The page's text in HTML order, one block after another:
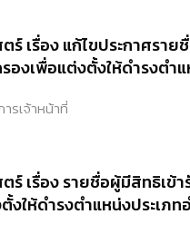
เรื่อง แก้ไขประกาศรา
งเพื่อแต่งตั้งให้ดำรงตำ
ารเจ้าหน้าที่
ร์ เรื่อง รายชื่อผู้มีสิทธิเ
ให้ดำรงตำแหน่งประเภ